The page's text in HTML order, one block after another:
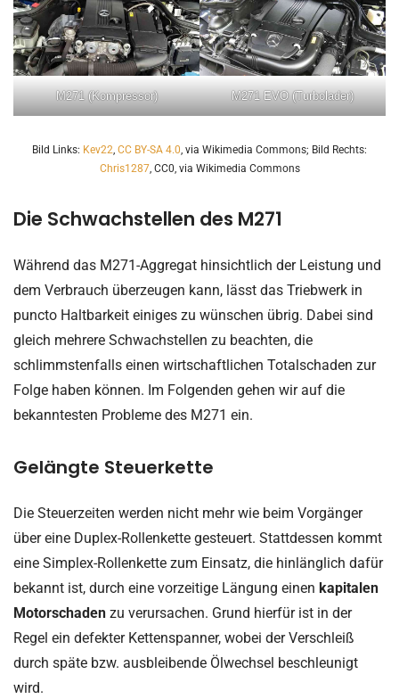
M271 (Kompressor) M271 EVO (Turbolader)
Bild Links: Kev22 CC BY-SA 4.0 , via Wikimedia Commons; Bild Rechts:
Chris1287, CC0, via Wikimedia Commons
Die Schwachstellen des M271
Während das M271-Aggregat hinsichtlich der Leistung und
dem Verbrauch überzeugen kann, lässt das Triebwerk in
puncto Haltbarkeit einiges zu wünschen übrig. Dabei sind
gleich mehrere Schwachstellen zu beachten, die
schlimmstenfalls einen wirtschaftlichen Totalschaden zur
Folge haben können. Im Folgenden gehen wir auf die
bekanntesten Probleme des M271 ein.
Gelängte Steuerkette
Die Steuerzeiten werden nicht mehr wie beim Vorgänger
über eine Duplex-Rollenkette gesteuert. Stattdessen kommt
eine Simplex-Rollenkette zum Einsatz, die hinlänglich dafür
bekannt ist, durch eine vorzeitige Längung einen kapitalen
Motorschaden zu verursachen. Grund hierfür ist in der
Regel ein defekter Kettenspanner, wobei der Verschleiß
durch späte bzw. ausbleibende Ölwechsel beschleunigt
wird.